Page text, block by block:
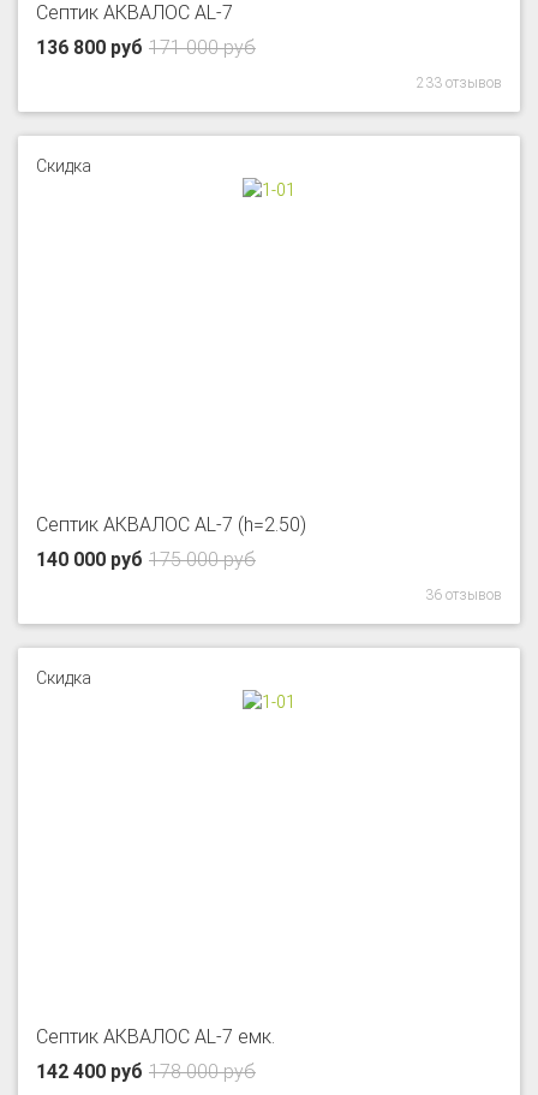
Септик АКВАЛОС AL-7
171 000 руб
136 800 руб
233 отзывов
Скидка
Септик АКВАЛОС AL-7 (h=2.50)
175 000 руб
140 000 руб
36 отзывов
Скидка
Септик АКВАЛОС AL-7 емк.
178 000 руб
142 400 руб